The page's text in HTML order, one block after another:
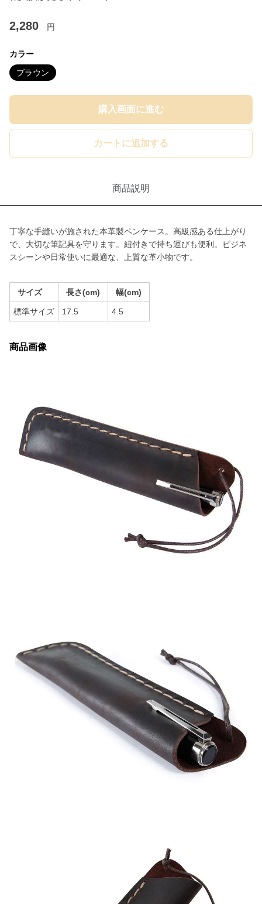
2,280 円
カラー
ブラウン
購入画面に進む
カートに追加する
商品説明
丁寧な手縫いが施された本革製ペンケース。高級感ある仕上がり
で、大切な筆記具を守ります。紐付きで持ち運びも便利。ビジネ
スシーンや日常使いに最適な、上質な革小物です。
サイズ 長さ(cm) 幅(cm)
標準サイズ 17.5 4.5
商品画像